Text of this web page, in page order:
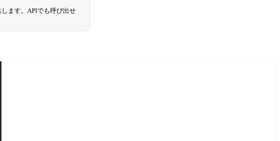
ます。APIでも呼び出せ